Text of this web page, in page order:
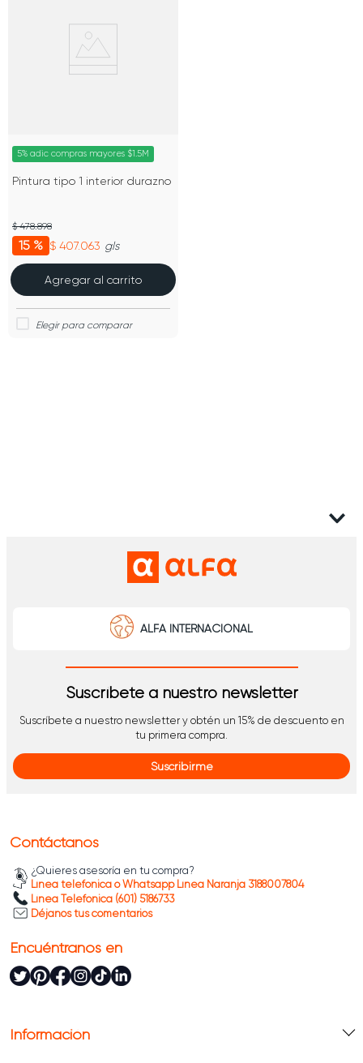
5% adic compras mayores $1.5M
Pintura tipo 1 interior durazno
15 % $ 407.063
$ 478.898
gls
Agregar al carrito
ALFA INTERNACIONAL
Suscríbete a nuestro newsletter
Suscríbete a nuestro newsletter y obtén un 15% de descuento en
tu primera compra.
Suscribirme
Información
Contáctanos
¿Quieres asesoría en tu compra?
Línea telefónica o Whatsapp Línea Naranja 3188007804
Línea Telefónica (601) 5186733
Déjanos tus comentarios
Encuéntranos en